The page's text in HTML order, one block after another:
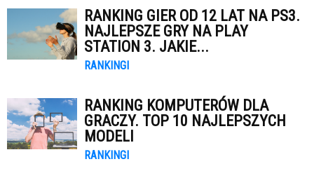
RANKING GIER OD 12 LAT NA PS3.
NAJLEPSZE GRY NA PLAY
STATION 3. JAKIE...
RANKINGI
RANKING KOMPUTERÓW DLA
GRACZY. TOP 10 NAJLEPSZYCH
MODELI
RANKINGI